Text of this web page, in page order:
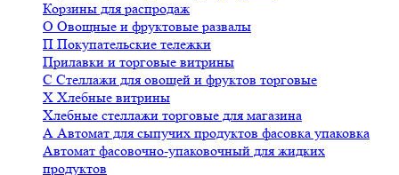
Корзины для распродаж
О Овощные и фруктовые развалы
П Покупательские тележки
Прилавки и торговые витрины
С Стеллажи для овощей и фруктов торговые
Х Хлебные витрины
Хлебные стеллажи торговые для магазина
А Автомат для сыпучих продуктов фасовка упаковка
Автомат фасовочно-упаковочный для жидких
продуктов